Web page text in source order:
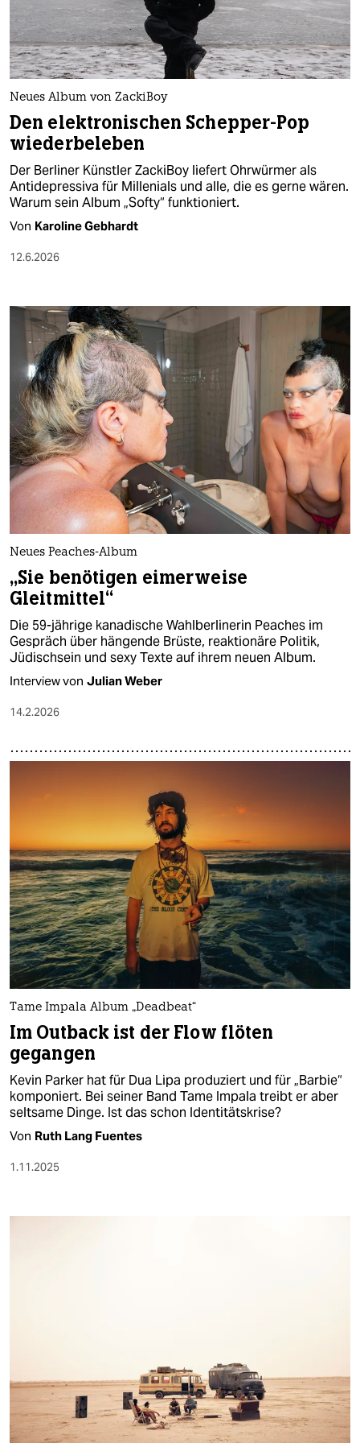
nord
wahrheit
verlag
veranstaltungen
shop
fragen & hilfe
unterstützen
genossenschaft
epaper login
Neues Album von ZackiBoy
Den elektronischen Schepper-Pop
wiederbeleben
Der Berliner Künstler ZackiBoy liefert Ohrwürmer als
Antidepressiva für Millenials und alle, die es gerne wären.
Warum sein Album „Softy“ funktioniert.
Von Karoline Gebhardt
12.6.2026
Neues Peaches-Album
„Sie benötigen eimerweise
Gleitmittel“
Die 59-jährige kanadische Wahlberlinerin Peaches im
Gespräch über hängende Brüste, reaktionäre Politik,
Jüdischsein und sexy Texte auf ihrem neuen Album.
Interview von Julian Weber
14.2.2026
Tame Impala Album „Deadbeat“
Im Outback ist der Flow flöten
gegangen
Kevin Parker hat für Dua Lipa produziert und für „Barbie“
komponiert. Bei seiner Band Tame Impala treibt er aber
seltsame Dinge. Ist das schon Identitätskrise?
Von Ruth Lang Fuentes
1.11.2025